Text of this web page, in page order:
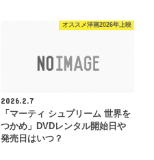
オススメ洋画2026年上映
2026.2.7
「マーティ シュプリーム 世界を
つかめ」DVDレンタル開始日や
発売日はいつ？